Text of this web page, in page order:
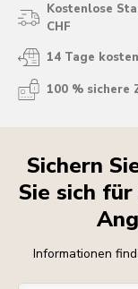
Kostenlose
CHF
14 Tage
100 % sichere
Sichern
Sie sich
Informationen